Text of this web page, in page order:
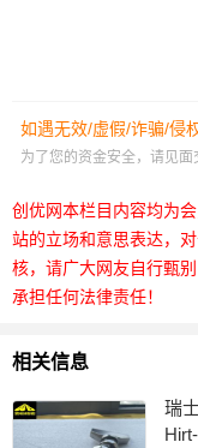
如遇无效/虚假/诈骗/侵
为了您的资金安全，请见
创优网本栏目内容均为
站的立场和意思表达，
核，请广大网友自行甄
承担任何法律责任！
相关信息
瑞